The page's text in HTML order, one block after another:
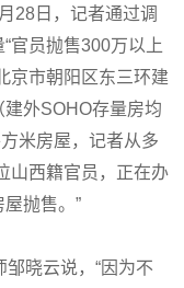
28日，记者通过调
官员抛售300万以上
京市朝阳区东三环建
外SOHO存量房均
米房屋，记者从多
山西籍官员，正在办
抛售。”
晓云说，“因为不